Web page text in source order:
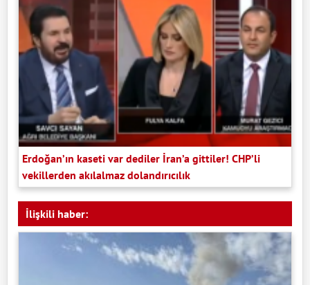
Erdoğan’ın kaseti var dediler İran’a gittiler! CHP’li
vekillerden akılalmaz dolandırıcılık
İlişkili haber: